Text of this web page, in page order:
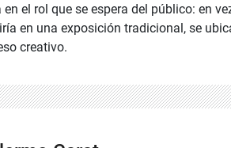
el rol que se espera del público: en
en una exposición tradicional, se
creativo.